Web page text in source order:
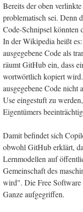
Bereits der oben
problematisch sei. Denn
Code-Schnipsel könnten
In der Wikipedia heißt
ausgegebene Code als
räumt GitHub ein, dass
wortwörtlich kopiert
ausgegebene Code nicht
Use eingestuft zu
Eigentümers
Damit befindet sich
obwohl GitHub erklärt,
Lernmodellen auf
Gemeinschaft des
wird". Die Free
Ganze aufgegriffen.